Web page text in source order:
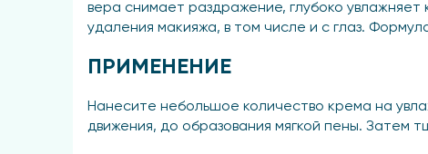
вера снимает раздражение, глубоко
удаления макияжа, в том числе и с глаз.
ПРИМЕНЕНИЕ
Нанесите небольшое количество крема на
движения, до образования мягкой пены. Затем